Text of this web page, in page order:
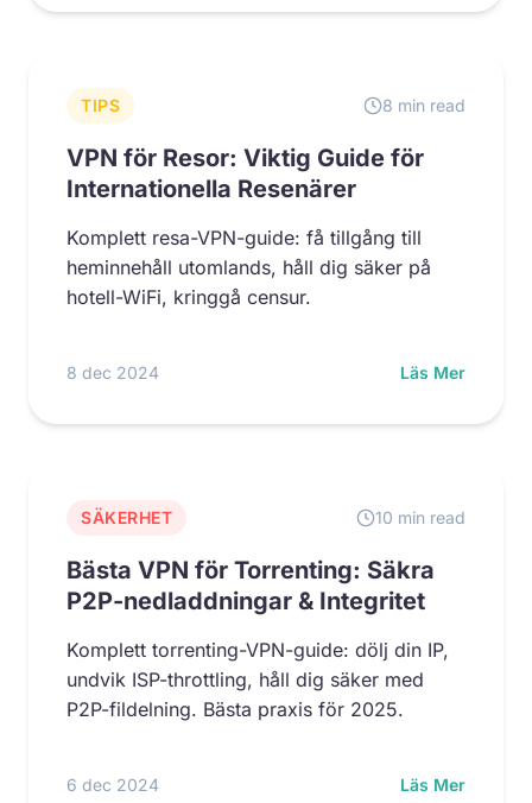
TIPS 8 min read
VPN för Resor: Viktig Guide för
Internationella Resenärer
Komplett resa-VPN-guide: få tillgång till
heminnehåll utomlands, håll dig säker på
hotell-WiFi, kringgå censur.
8 dec 2024 Läs Mer
SÄKERHET 10 min read
Bästa VPN för Torrenting: Säkra
P2P-nedladdningar & Integritet
Komplett torrenting-VPN-guide: dölj din IP,
undvik ISP-throttling, håll dig säker med
P2P-fildelning. Bästa praxis för 2025.
6 dec 2024 Läs Mer